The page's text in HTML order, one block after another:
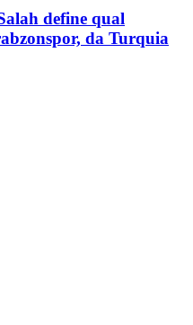
define qual
da Turquia